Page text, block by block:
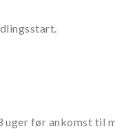
uger før ankomst